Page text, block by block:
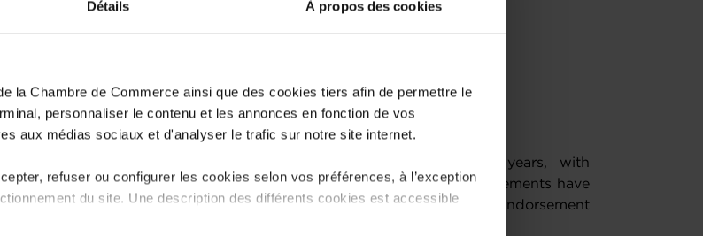
Détails À propos des cookies
la Chambre de Commerce ainsi que des cookies tiers afin de permettre le
personnaliser le contenu et les annonces en fonction de vos
aux médias sociaux et d'analyser le trafic sur notre site internet.
refuser ou configurer les cookies selon vos préférences, à l’exception
du site. Une description des différents cookies est accessible
Journée de l'Economie
Monday 24 March 2025 - Luxembourg Chamber of Commerce
Artificial Intelligence (AI) has significantly evolved in recent years, with
remarkable developments across various fields. These rapid advancements have
sparked a global dialogue, with opinions ranging from enthusiastic endorsement